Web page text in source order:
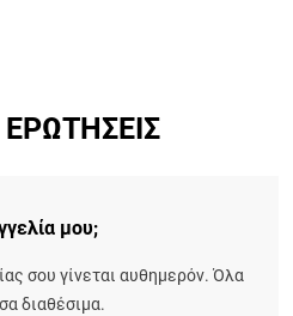
μου;
σου γίνεται αυθημερόν. Όλα
διαθέσιμα.